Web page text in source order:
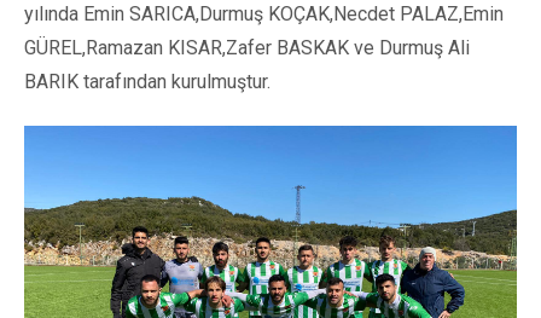
yılında Emin SARICA,Durmuş KOÇAK,Necdet PALAZ,Emin
GÜREL,Ramazan KISAR,Zafer BASKAK ve Durmuş Ali
BARIK tarafından kurulmuştur.